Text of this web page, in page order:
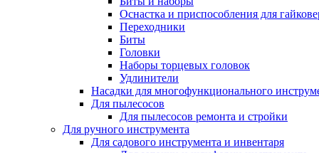
Оснастка и приспособления для
Переходники
Биты
Головки
Наборы торцевых головок
Удлинители
Насадки для многофункционального
Для пылесосов
Для пылесосов ремонта и стройки
Для ручного инструмента
Для садового инструмента и инвентаря